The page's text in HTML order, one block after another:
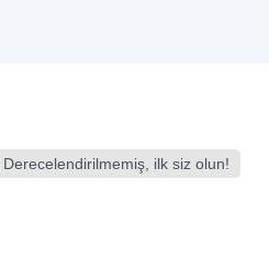
Derecelendirilmemiş, ilk siz olun!